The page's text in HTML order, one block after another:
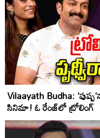
Vilaayath Budha:
సినిమా! ఓ రేంజ్‌లో ట్రోలింగ్